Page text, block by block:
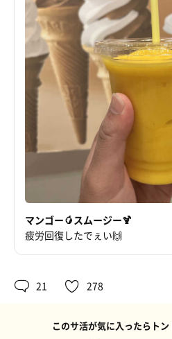
マンゴー🥭スムージー🍹
疲労回復したでぇい🙌
21 278
このサ活が気に入ったらト